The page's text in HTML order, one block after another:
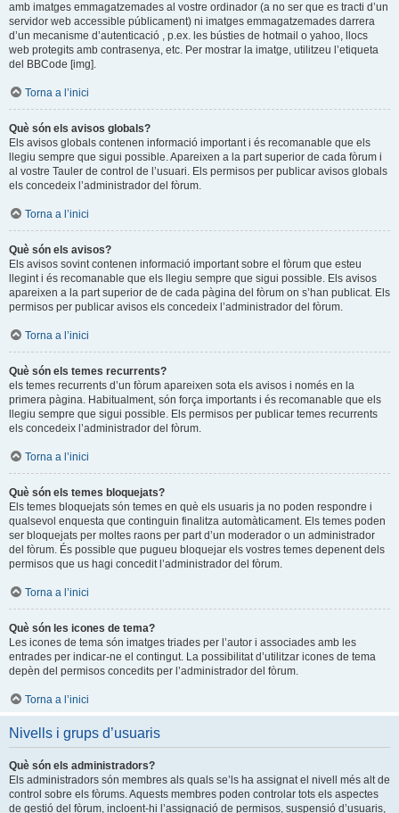
amb imatges emmagatzemades al vostre ordinador (a no ser que es tracti d’un
servidor web accessible públicament) ni imatges emmagatzemades darrera
d’un mecanisme d’autenticació , p.ex. les bústies de hotmail o yahoo, llocs
web protegits amb contrasenya, etc. Per mostrar la imatge, utilitzeu l’etiqueta
del BBCode [img].
Torna a l’inici
Què són els avisos globals?
Els avisos globals contenen informació important i és recomanable que els
llegiu sempre que sigui possible. Apareixen a la part superior de cada fòrum i
al vostre Tauler de control de l’usuari. Els permisos per publicar avisos globals
els concedeix l’administrador del fòrum.
Torna a l’inici
Què són els avisos?
Els avisos sovint contenen informació important sobre el fòrum que esteu
llegint i és recomanable que els llegiu sempre que sigui possible. Els avisos
apareixen a la part superior de de cada pàgina del fòrum on s’han publicat. Els
permisos per publicar avisos els concedeix l’administrador del fòrum.
Torna a l’inici
Què són els temes recurrents?
els temes recurrents d’un fòrum apareixen sota els avisos i només en la
primera pàgina. Habitualment, són força importants i és recomanable que els
llegiu sempre que sigui possible. Els permisos per publicar temes recurrents
els concedeix l’administrador del fòrum.
Torna a l’inici
Què són els temes bloquejats?
Els temes bloquejats són temes en què els usuaris ja no poden respondre i
qualsevol enquesta que continguin finalitza automàticament. Els temes poden
ser bloquejats per moltes raons per part d’un moderador o un administrador
del fòrum. És possible que pugueu bloquejar els vostres temes depenent dels
permisos que us hagi concedit l’administrador del fòrum.
Torna a l’inici
Què són les icones de tema?
Les icones de tema són imatges triades per l’autor i associades amb les
entrades per indicar-ne el contingut. La possibilitat d’utilitzar icones de tema
depèn del permisos concedits per l’administrador del fòrum.
Torna a l’inici
Nivells i grups d’usuaris
Què són els administradors?
Els administradors són membres als quals se’ls ha assignat el nivell més alt de
control sobre els fòrums. Aquests membres poden controlar tots els aspectes
de gestió del fòrum, incloent-hi l’assignació de permisos, suspensió d’usuaris,